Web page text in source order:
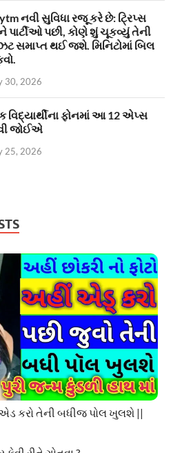
નવી સુવિધા રજૂ કરે છે: ટ્રિપ્સ
પાર્ટીઓ પછી, કોણે શું ચૂકવ્યું તેની
સમાપ્ત થઈ જશે. મિનિટોમાં બિલ
30, 2026
વિદ્યાર્થીના ફોનમાં આ 12 એપ્સ
જોઈએ
25, 2026
એડ કરો તેની બધીજ પોલ ખુલશે ||